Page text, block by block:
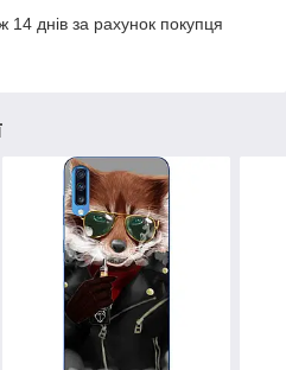
днів за рахунок покупця